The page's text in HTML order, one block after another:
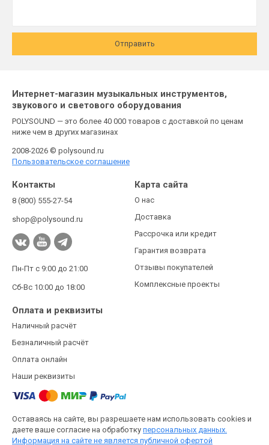
Отправить
Интернет-магазин музыкальных инструментов,
звукового и светового оборудования
POLYSOUND — это более 40 000 товаров с доставкой по ценам
ниже чем в других магазинах
2008-2026 © polysound.ru
Пользовательское соглашение
Контакты
8 (800) 555-27-54
shop@polysound.ru
Пн-Пт с 9:00 до 21:00
Сб-Вс 10:00 до 18:00
Карта сайта
О нас
Доставка
Рассрочка или кредит
Гарантия возврата
Отзывы покупателей
Комплексные проекты
Оплата и реквизиты
Наличный расчёт
Безналичный расчёт
Оплата онлайн
Наши реквизиты
Оставаясь на сайте, вы разрешаете нам использовать cookies и
даете ваше согласие на обработку персональных данных.
Информация на сайте не является публичной офертой